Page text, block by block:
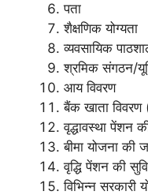
पता
शैक्षणिक योग्यता
व्यवसायिक
श्रमिक संगठन/
आय विवरण
बैंक खाता विवरण
वृद्धावस्था पेंशन
बीमा योजना की
वृद्धि पेंशन की
विभिन्न